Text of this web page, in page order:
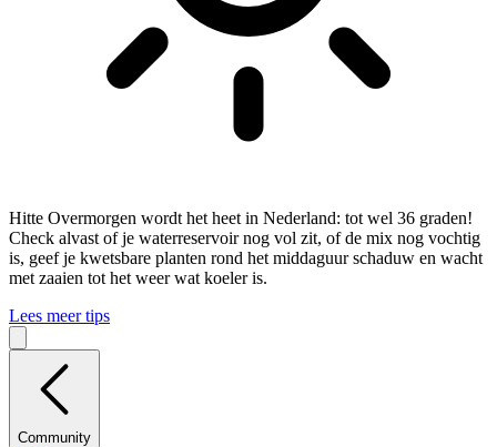
Hitte Overmorgen wordt het heet in Nederland: tot wel 36 graden!
Check alvast of je waterreservoir nog vol zit, of de mix nog vochtig
is, geef je kwetsbare planten rond het middaguur schaduw en wacht
met zaaien tot het weer wat koeler is.
Lees meer tips
Community